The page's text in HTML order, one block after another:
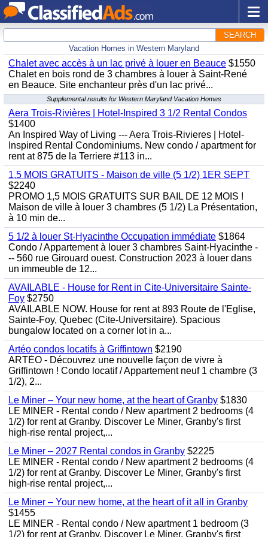
SEARCH
Vacation Homes in Western Maryland
Chalet avec accès à un lac privé à louer en Beauce $1550
Chalet en bois rond de 3 chambres à louer à Saint-René
en Beauce. Site enchanteur près d'un lac privé...
Supplemental results for Western Maryland Vacation Homes
Aera Trois-Rivières | Hotel-Inspired 3 1/2 Rental Condos
$1400
An Inspired Way of Living --- Aera Trois-Rivieres | Hotel-
Inspired Rental Condominiums. New condo / apartment for
rent at 875 de la Terriere #113 in...
1,5 MOIS GRATUITS - Maison de ville (5 1/2) 1ER SEPT
$2240
PROMO 1,5 MOIS GRATUITS SUR BAIL DE 12 MOIS !
Maison de ville à louer 3 chambres (5 1/2) La Présentation,
à 10 min de...
5 1/2 à louer St-Hyacinthe Occupation immédiate $1864
Condo / Appartement à louer 3 chambres Saint-Hyacinthe -
-- 560 rue Girouard ouest. Construction 2023 à louer dans
un immeuble de 12...
AVAILABLE - House for Rent in Cite-Universitaire Sainte-
Foy $2750
AVAILABLE NOW. House for rent at 893 Route de l'Eglise,
Sainte-Foy, Quebec (Cite-Universitaire). Spacious
bungalow located on a corner lot in a...
Artéo condos locatifs à Griffintown $2190
ARTÉO - Découvrez une nouvelle façon de vivre à
Griffintown ! Condo locatif / Appartement neuf 1 chambre (3
1/2), 2...
Le Miner – Your new home, at the heart of Granby $1830
LE MINER - Rental condo / New apartment 2 bedrooms (4
1/2) for rent at Granby. Discover Le Miner, Granby's first
high-rise rental project,...
Le Miner – 2027 Rental condos in Granby $2225
LE MINER - Rental condo / New apartment 2 bedrooms (4
1/2) for rent at Granby. Discover Le Miner, Granby's first
high-rise rental project,...
Le Miner – Your new home, at the heart of it all in Granby
$1455
LE MINER - Rental condo / New apartment 1 bedroom (3
1/2) for rent at Granby. Discover Le Miner, Granby's first